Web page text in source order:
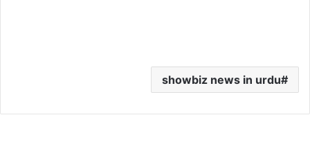
showbiz news in urdu